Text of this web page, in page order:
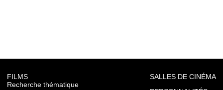
FILMS
Recherche thématique
SALLES DE CINÉMA